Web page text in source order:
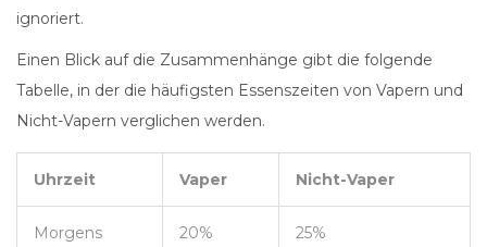
ignoriert.
Einen Blick auf die Zusammenhänge gibt die folgende
Tabelle, in der die häufigsten Essenszeiten von Vapern und
Nicht-Vapern verglichen werden.
Uhrzeit Vaper Nicht-Vaper
Morgens 20% 25%